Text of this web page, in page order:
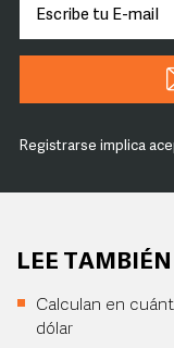
Registrarse implica
LEE TAMBIÉN
Calculan en
dólar